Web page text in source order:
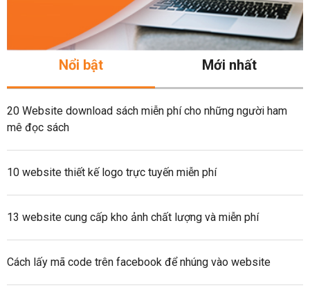
Nổi bật Mới nhất
20 Website download sách miễn phí cho những người ham
mê đọc sách
10 website thiết kế logo trực tuyến miễn phí
13 website cung cấp kho ảnh chất lượng và miễn phí
Cách lấy mã code trên facebook để nhúng vào website